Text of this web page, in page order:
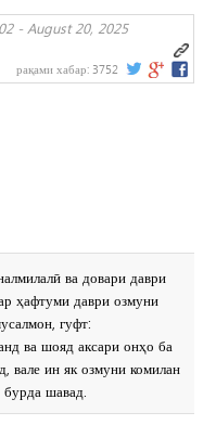
- August 20, 2025
рақами хабар: 3752
ва довари даври
ҳафтуми даври озмуни
гуфт:
ва шояд аксари онҳо ба
вале ин як озмуни комилан
шавад.